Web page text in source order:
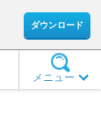
ダウンロード
メニュー